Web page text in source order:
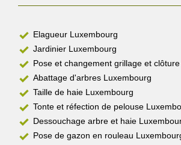
Elagueur Luxembourg
Jardinier Luxembourg
Pose et changement grillage et
Abattage d'arbres Luxembourg
Taille de haie Luxembourg
Tonte et réfection de pelouse
Dessouchage arbre et haie
Pose de gazon en rouleau